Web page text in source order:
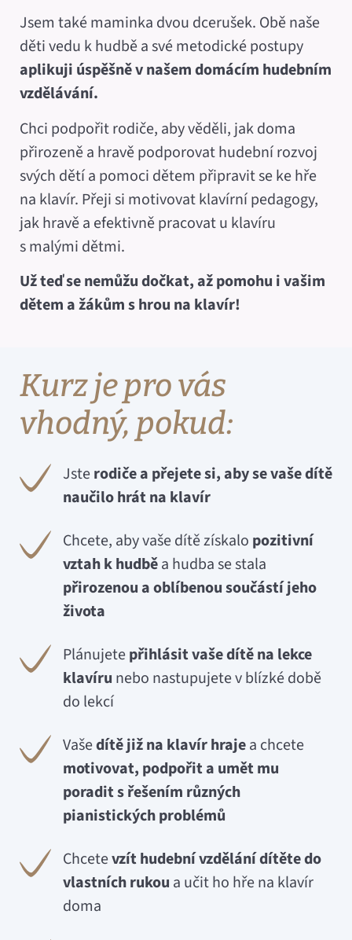
Jsem také maminka dvou dcerušek. Obě naše
děti vedu k hudbě a své metodické postupy
aplikuji úspěšně v našem domácím hudebním
vzdělávání.
Chci podpořit rodiče, aby věděli, jak doma
přirozeně a hravě podporovat hudební rozvoj
svých dětí a pomoci dětem připravit se ke hře
na klavír. Přeji si motivovat klavírní pedagogy,
jak hravě a efektivně pracovat u klavíru
s malými dětmi.
Už teď se nemůžu dočkat, až pomohu i vašim
dětem a žákům s hrou na klavír!
Kurz je pro vás
vhodný, pokud:
Jsterodiče a přejete si, aby se vaše dítě
naučilo hrát na klavír
Chcete, aby vaše dítě získalo pozitivní
vztah k hudběa hudba se stala
přirozenou a oblíbenou součástí jeho
života
Plánujetepřihlásit vaše dítě na lekce
klavíru nebo nastupujete v blízké době
do lekcí
Vašedítě již na klavír hrajea chcete
motivovat, podpořit a umět mu
poradit s řešením různých
pianistických problémů
Chcetevzít hudební vzdělání dítěte do
vlastních rukou a učit ho hře na klavír
doma